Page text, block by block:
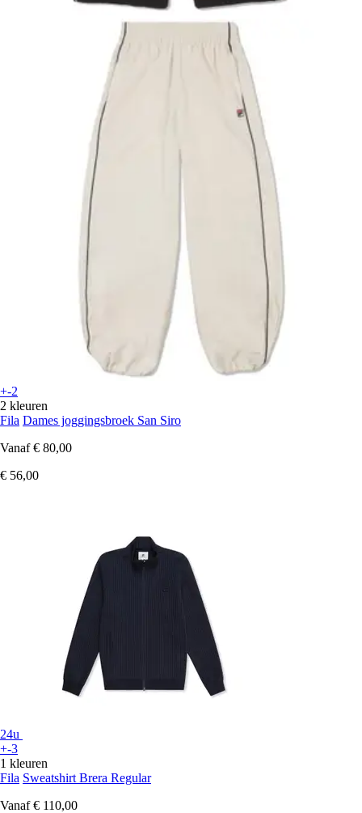
+-2
2 kleuren
Fila Dames joggingsbroek San Siro
Vanaf € 80,00
€ 56,00
24u
+-3
1 kleuren
Fila Sweatshirt Brera Regular
Vanaf € 110,00